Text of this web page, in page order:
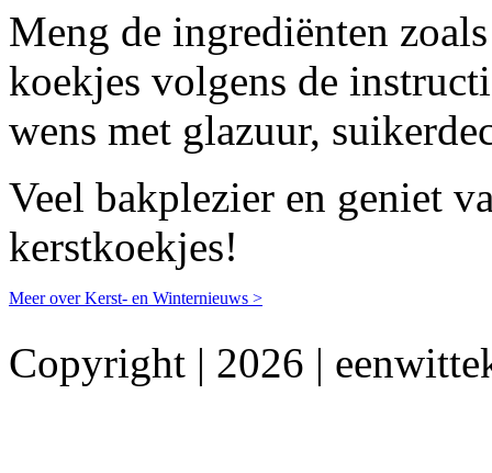
Meng de ingrediënten
koekjes volgens de
wens met glazuur,
Veel bakplezier en geniet
kerstkoekjes!
Meer over Kerst- en Winternieuws >
Copyright | 2026 |